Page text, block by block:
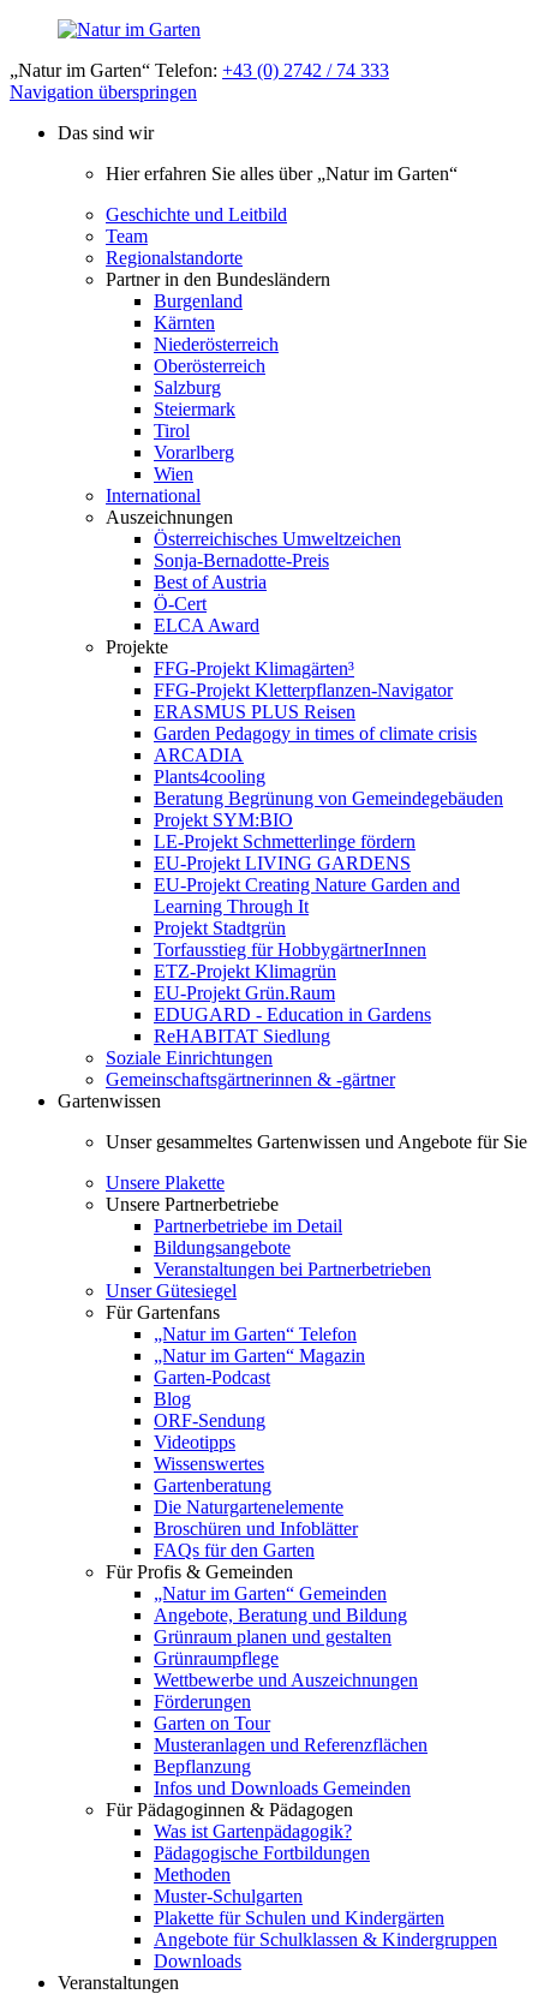
„Natur im Garten“ Telefon: +43 (0) 2742 / 74 333
Navigation überspringen
Das sind wir
Hier erfahren Sie alles über „Natur im Garten“
Geschichte und Leitbild
Team
Regionalstandorte
Partner in den Bundesländern
Burgenland
Kärnten
Niederösterreich
Oberösterreich
Salzburg
Steiermark
Tirol
Vorarlberg
Wien
International
Auszeichnungen
Österreichisches Umweltzeichen
Sonja-Bernadotte-Preis
Best of Austria
Ö-Cert
ELCA Award
Projekte
FFG-Projekt Klimagärten³
FFG-Projekt Kletterpflanzen-Navigator
ERASMUS PLUS Reisen
Garden Pedagogy in times of climate crisis
ARCADIA
Plants4cooling
Beratung Begrünung von Gemeindegebäuden
Projekt SYM:BIO
LE-Projekt Schmetterlinge fördern
EU-Projekt LIVING GARDENS
EU-Projekt Creating Nature Garden and
Learning Through It
Projekt Stadtgrün
Torfausstieg für HobbygärtnerInnen
ETZ-Projekt Klimagrün
EU-Projekt Grün.Raum
EDUGARD - Education in Gardens
ReHABITAT Siedlung
Soziale Einrichtungen
Gemeinschaftsgärtnerinnen & -gärtner
Gartenwissen
Unser gesammeltes Gartenwissen und Angebote für Sie
Unsere Plakette
Unsere Partnerbetriebe
Partnerbetriebe im Detail
Bildungsangebote
Veranstaltungen bei Partnerbetrieben
Unser Gütesiegel
Für Gartenfans
„Natur im Garten“ Telefon
„Natur im Garten“ Magazin
Garten-Podcast
Blog
ORF-Sendung
Videotipps
Wissenswertes
Gartenberatung
Die Naturgartenelemente
Broschüren und Infoblätter
FAQs für den Garten
Für Profis & Gemeinden
„Natur im Garten“ Gemeinden
Angebote, Beratung und Bildung
Grünraum planen und gestalten
Grünraumpflege
Wettbewerbe und Auszeichnungen
Förderungen
Garten on Tour
Musteranlagen und Referenzflächen
Bepflanzung
Infos und Downloads Gemeinden
Für Pädagoginnen & Pädagogen
Was ist Gartenpädagogik?
Pädagogische Fortbildungen
Methoden
Muster-Schulgarten
Plakette für Schulen und Kindergärten
Angebote für Schulklassen & Kindergruppen
Downloads
Veranstaltungen